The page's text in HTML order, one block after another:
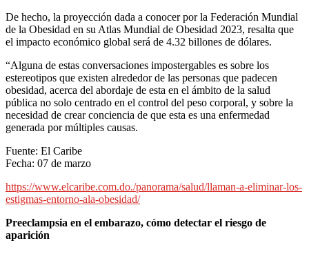
De hecho, la proyección dada a conocer por la Federación Mundial
de la Obesidad en su Atlas Mundial de Obesidad 2023, resalta que
el impacto económico global será de 4.32 billones de dólares.
“Alguna de estas conversaciones impostergables es sobre los
estereotipos que existen alrededor de las personas que padecen
obesidad, acerca del abordaje de esta en el ámbito de la salud
pública no solo centrado en el control del peso corporal, y sobre la
necesidad de crear conciencia de que esta es una enfermedad
generada por múltiples causas.
Fuente: El Caribe
Fecha: 07 de marzo
https://www.elcaribe.com.do./panorama/salud/llaman-a-eliminar-los-
estigmas-entorno-ala-obesidad/
Preeclampsia en el embarazo, cómo detectar el riesgo de
aparición